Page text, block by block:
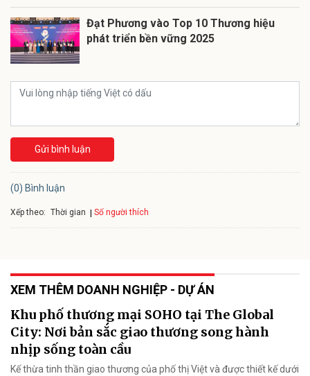
Đạt Phương vào Top 10 Thương hiệu
phát triển bền vững 2025
Gửi bình luận
(0) Bình luận
Xếp theo: Thời gian Số người thích
XEM THÊM DOANH NGHIỆP - DỰ ÁN
Khu phố thương mại SOHO tại The Global
City: Nơi bản sắc giao thương song hành
nhịp sống toàn cầu
Kế thừa tinh thần giao thương của phố thị Việt và được thiết kế dưới